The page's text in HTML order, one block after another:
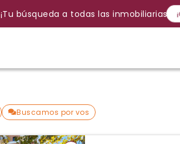
¡Tu búsqueda a todas las inmobiliarias!
Cancelar Si, eliminar
Gracias
Buscamos por vos